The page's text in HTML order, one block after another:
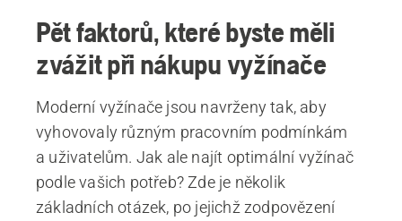
Pět faktorů, které byste měli
zvážit při nákupu vyžínače
Moderní vyžínače jsou navrženy tak, aby
vyhovovaly různým pracovním podmínkám
a uživatelům. Jak ale najít optimální vyžínač
podle vašich potřeb? Zde je několik
základních otázek, po jejichž zodpovězení